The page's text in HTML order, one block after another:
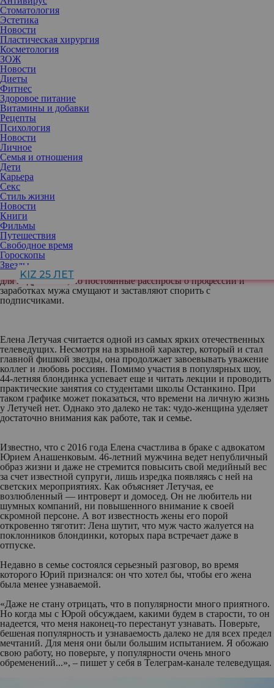
Стоматология
Эстетика
Новости
Пластическая хирургия
Косметология
ЗОЖ
Новости
Диеты
Фитнес
Здоровое питание
Витамины и добавки
Рецепты
Психология
Новости
Личное
Семья и отношения
Дети
Карьера
Секс
Стиль жизни
Новости
Книги
Фильмы
Путешествия
Свободное время
Гороскопы
Звезды
KIZ 25 ЛЕТ
Звезда «Ревизорро» считает свою медийность одновременно и
даром, и проклятием. Она рада, что люди считают ее примером
для подражания, но постоянные расспросы о профессии и
заработках мужа смущают и заставляют спорить с
подписчиками.
Елена Летучая считается одной из самых ярких отечественных
телеведущих. Несмотря на взрывной характер, который и стал
главной фишкой звезды, она продолжает завоевывать уважение
коллег и любовь россиян. Помимо участия в популярных шоу,
44-летняя блондинка успевает еще и читать лекции и проводить
практические занятия со студентами школы Останкино. При
таком графике может показаться, что времени на личную жизнь
у Летучей нет. Однако это далеко не так: чудо-женщина уделяет
достаточно внимания как работе, так и семье.
Известно, что с 2016 года Елена счастлива в браке с адвокатом
Юрием Анашенковым. 46-летний мужчина ведет непубличный
образ жизни и даже не стремится повысить свой медийный вес
за счет известной супруги, лишь изредка появляясь с ней на
светских мероприятиях. Как объясняет Летучая, ее
возлюбленный — интроверт и домосед. Он не любитель ни
шумных компаний, ни повышенного внимание к своей
скромной персоне. А вот известность жены его порой
откровенно тяготит: Лена шутит, что муж часто жалуется на
поклонников блондинки, которых пара встречает даже в
отпуске.
Недавно в семье состоялся серьезный разговор, во время
которого Юрий признался: он что хотел бы, чтобы его жена
была менее узнаваемой.
«Даже не стану отрицать, что в популярности много приятного.
Но когда мы с Юрой обсуждаем, какими будем в старости, то он
надеется, что меня наконец-то перестанут узнавать. Поверьте,
бешеная популярность и узнаваемость далеко не для всех предел
мечтаний. Для меня они были большим испытанием. Я обожаю
свою работу, но поверьте, у популярности очень много
обременений...», – пишет у себя в Телеграм-канале телеведущая.